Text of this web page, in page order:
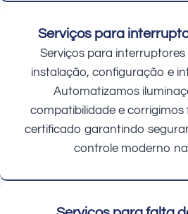
Serviços para
Serviços para
instalação, configuração e
Automatizamos
compatibilidade e corrigimos
certificado garantindo
controle moderno